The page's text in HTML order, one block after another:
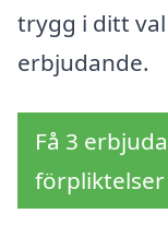
trygg i ditt
erbjudande.
Få 3
förpliktelser